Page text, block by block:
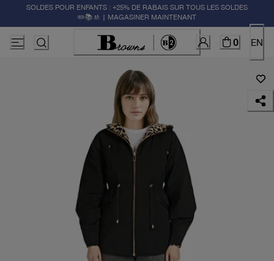
SOLDES POUR ENFANTS : +25% DE RABAIS SUR TOUS LES SOLDES
✏️📚🚸 | MAGASINER MAINTENANT
0 EN